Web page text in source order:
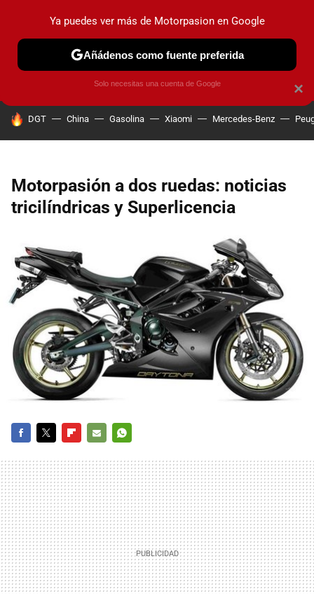
PRUEBAS COCHES ELÉCTRICOS OBSERVATORIO
HOY SE HABLA DE
DGT China Gasolina Xiaomi Mercedes-Benz
Motorpasión a dos ruedas: noticias
tricilíndricas y Superlicencia
MAIL
×
Ya puedes ver más de Motorpasion en Google
Añádenos como fuente preferida
Solo necesitas una cuenta de Google